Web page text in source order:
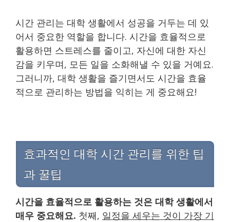
시간 관리는 대학 생활에서 성공을 거두는 데 있
어서 중요한 역할을 합니다. 시간을 효율적으로
활용하면 스트레스를 줄이고, 자신에 대한 자신
감을 키우며, 모든 일을 소화해낼 수 있을 거예요.
그러니까, 대학 생활을 즐기면서도 시간을 효율
적으로 관리하는 방법을 익히는 게 중요해요!
효과적인 대학 시간 관리를 위한 팁
과 꿀팁
시간을 효율적으로 활용하는 것은 대학 생활에서
매우 중요해요. 첫째, 일정을 세우는 것이 가장 기